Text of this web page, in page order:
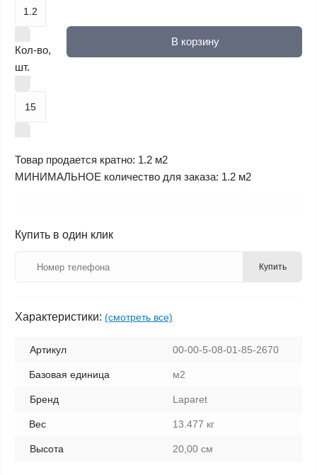
Кол-во,
шт.
В корзину
Товар продается кратно: 1.2 м2
МИНИМАЛЬНОЕ количество для заказа: 1.2 м2
Купить в один клик
Купить
Характеристики: (смотреть все)
Артикул 00-00-5-08-01-85-2670
Базовая единица м2
Бренд Laparet
Вес 13.477 кг
Высота 20,00 см